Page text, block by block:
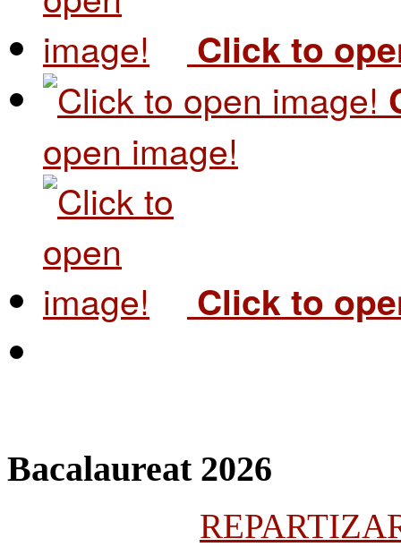
Click to
open image!
Click to
Bacalaureat 2026